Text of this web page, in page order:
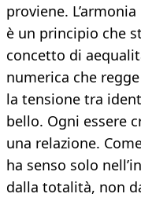
proviene.
è un principio che
concetto di
numerica che
la tensione tra
bello. Ogni essere
una relazione.
ha senso solo
dalla totalità, non